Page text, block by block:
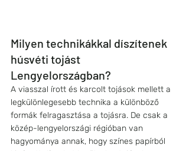
Milyen technikákkal díszítenek
húsvéti tojást
Lengyelországban?
A viasszal írott és karcolt tojások mellett a
legkülönlegesebb technika a különböző
formák felragasztása a tojásra. De csak a
közép-lengyelországi régióban van
hagyománya annak, hogy színes papírból